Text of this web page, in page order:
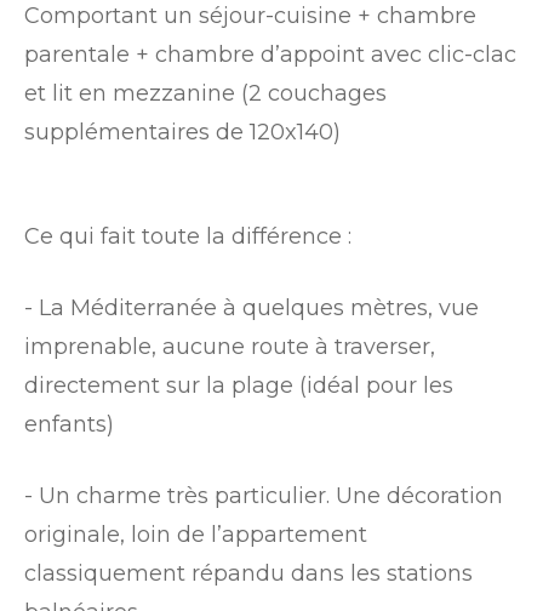
Comportant un séjour-cuisine + chambre
parentale + chambre d’appoint avec clic-clac
et lit en mezzanine (2 couchages
supplémentaires de 120x140)
Ce qui fait toute la différence :
- La Méditerranée à quelques mètres, vue
imprenable, aucune route à traverser,
directement sur la plage (idéal pour les
enfants)
- Un charme très particulier. Une décoration
originale, loin de l’appartement
classiquement répandu dans les stations